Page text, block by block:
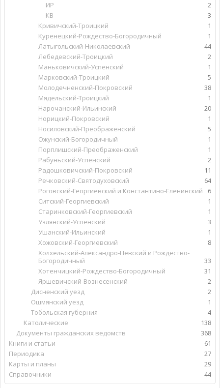
ИР
2
КВ
3
Кривичский-Троицкий
1
Куренецкий-Рождество-Богородичный
1
Латыгольский-Николаевский
44
Лебедевский-Троицкий
2
Маньковичский-Успенский
1
Марковский-Троицкий
5
Молодечненский-Покровский
38
Мядельский-Троицкий
1
Нарочанский-Ильинский
20
Норицкий-Покровский
1
Носиловский-Преображенский
5
Ожунский-Богородичный
1
Порплишский-Преображенский
1
Рабуньский-Успенский
2
Радошковичский-Покровский
11
Речковский-Святодуховский
64
Роговский-Георгиевский и Константино-Еленинский
6
Ситский-Георгиевский
1
Старинковский-Георгиевский
1
Узлянский-Успенский
3
Ушанский-Ильинский
1
Хожовский-Георгиевский
8
Холхельский-Александро-Невский и Рождество-
Богородичный
33
Хотенчицкий-Рождество-Богородичный
31
Яршевичский-Вознесенский
2
Дисненский уезд
2
Ошмянский уезд
1
Тобольская губерния
4
Католические
138
Документы гражданских ведомств
368
Книги и статьи
61
Периодика
27
Карты и планы
29
Справочники
44